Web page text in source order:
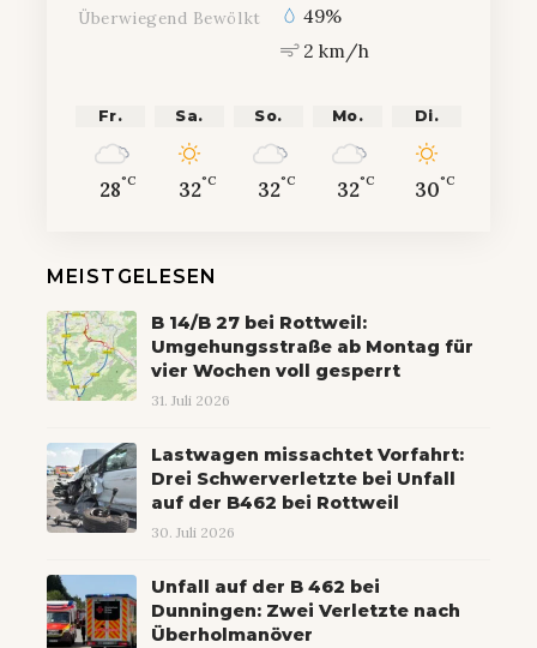
Überwiegend Bewölkt
49%
2 km/h
Fr.
28°C
Sa.
32°C
So.
32°C
Mo.
32°C
Di.
30°C
MEISTGELESEN
B 14/B 27 bei Rottweil:
Umgehungsstraße ab Montag für
vier Wochen voll gesperrt
31. Juli 2026
Lastwagen missachtet Vorfahrt:
Drei Schwerverletzte bei Unfall
auf der B462 bei Rottweil
30. Juli 2026
Unfall auf der B 462 bei
Dunningen: Zwei Verletzte nach
Überholmanöver